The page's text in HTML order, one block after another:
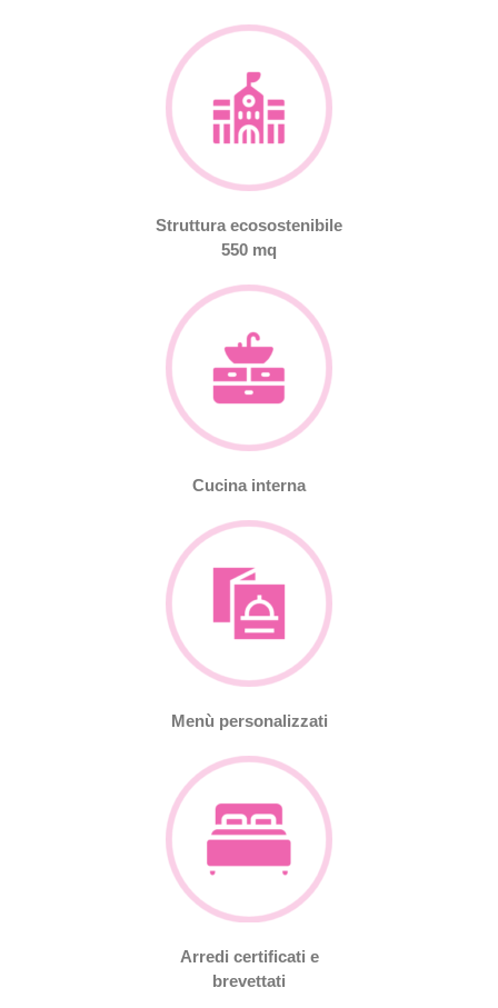
Struttura ecosostenibile
550 mq
Cucina interna
Menù personalizzati
Arredi certificati e
brevettati